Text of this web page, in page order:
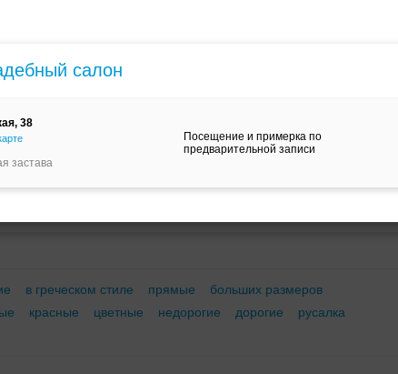
салон
38
застава
Посещение и примерка по
предварительной записи
шлейфом
полных
Брючный
Платье-
А-силуэт
в греческом стиле прямые
больших размеров
красные цветные недорогие дорогие
русалка